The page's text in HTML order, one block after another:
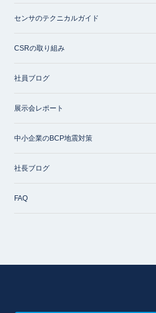
センサのテクニカルガイド
CSRの取り組み
社員ブログ
展示会レポート
中小企業のBCP地震対策
社長ブログ
FAQ